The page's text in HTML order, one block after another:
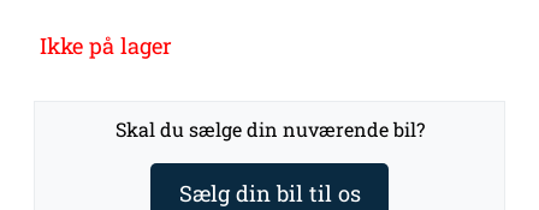
Ikke på lager
Skal du sælge din nuværende bil?
Sælg din bil til os